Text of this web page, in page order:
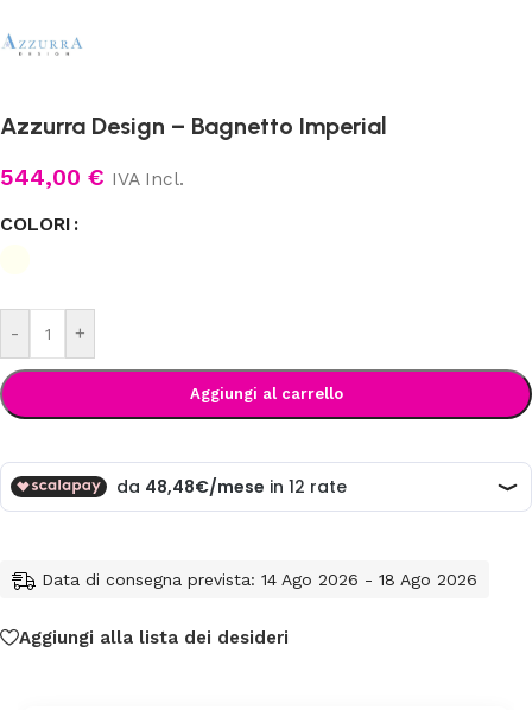
Azzurra Design – Bagnetto Imperial
544,00 € IVA Incl.
COLORI
- +
Aggiungi al carrello
Data di consegna prevista: 14 Ago 2026 - 18 Ago 2026
Aggiungi alla lista dei desideri